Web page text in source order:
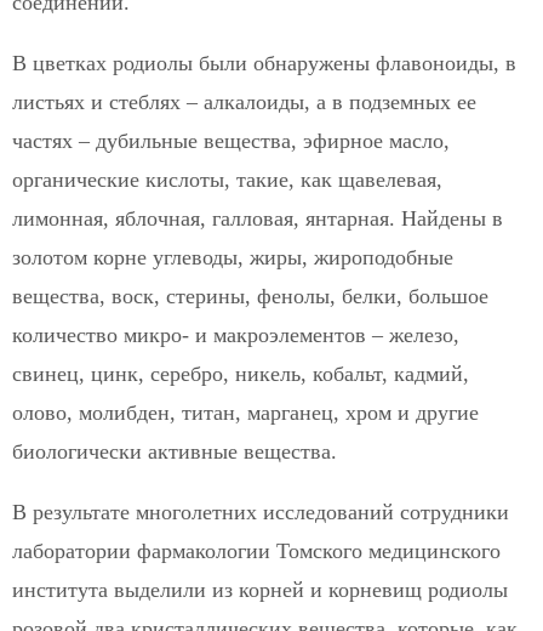
В цветках родиолы были обнаружены флавоноиды, в
листьях и стеблях – алкалоиды, а в подземных ее
частях – дубильные вещества, эфирное масло,
органические кислоты, такие, как щавелевая,
лимонная, яблочная, галловая, янтарная. Найдены в
золотом корне углеводы, жиры, жироподобные
вещества, воск, стерины, фенолы, белки, большое
количество микро- и макроэлементов – железо,
свинец, цинк, серебро, никель, кобальт, кадмий,
олово, молибден, титан, марганец, хром и другие
биологически активные вещества.
В результате многолетних исследований сотрудники
лаборатории фармакологии Томского медицинского
института выделили из корней и корневищ родиолы